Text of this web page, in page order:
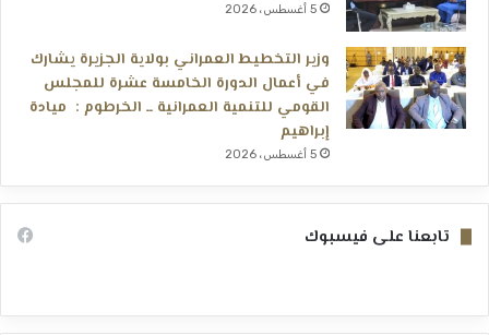
5 أغسطس، 2026
وزير التخطيط العمراني بولاية الجزيرة يشارك
في أعمال الدورة الخامسة عشرة للمجلس
القومي للتنمية العمرانية ــ الخرطوم : ميادة
إبراهيم
5 أغسطس، 2026
تابعنا على فيسبوك